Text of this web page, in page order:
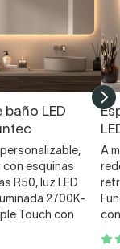
baño LED
con esquinas
R50, luz LED
2700K-
Touch con
A